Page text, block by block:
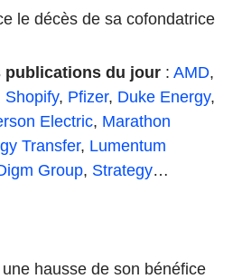
le décès de sa cofondatrice
publications du jour : AMD,
Shopify, Pfizer, Duke Energy,
Electric, Marathon
Transfer, Lumentum
Group, Strategy…
hausse de son bénéfice